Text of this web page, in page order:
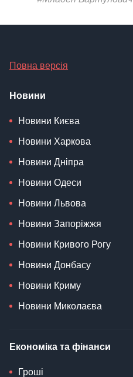
Повна версія
Новини
Новини Києва
Новини Харкова
Новини Дніпра
Новини Одеси
Новини Львова
Новини Запоріжжя
Новини Кривого Рогу
Новини Донбасу
Новини Криму
Новини Миколаєва
Економіка та фінанси
Гроші